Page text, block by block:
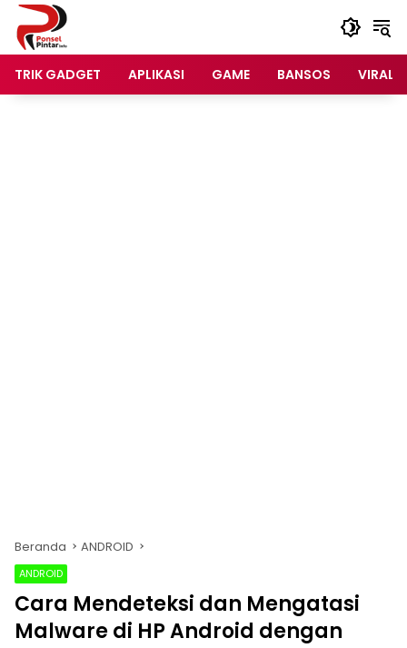
Langsung
konten
TRIK GADGET
APLIKASI GAME BANSOS VIRAL
Beranda ANDROID
ANDROID
Cara Mendeteksi dan Mengatasi
Malware di HP Android dengan